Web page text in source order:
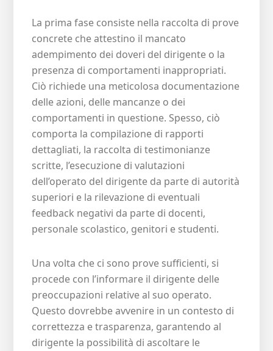
La prima fase consiste nella raccolta di prove
concrete che attestino il mancato
adempimento dei doveri del dirigente o la
presenza di comportamenti inappropriati.
Ciò richiede una meticolosa documentazione
delle azioni, delle mancanze o dei
comportamenti in questione. Spesso, ciò
comporta la compilazione di rapporti
dettagliati, la raccolta di testimonianze
scritte, l’esecuzione di valutazioni
dell’operato del dirigente da parte di autorità
superiori e la rilevazione di eventuali
feedback negativi da parte di docenti,
personale scolastico, genitori e studenti.
Una volta che ci sono prove sufficienti, si
procede con l’informare il dirigente delle
preoccupazioni relative al suo operato.
Questo dovrebbe avvenire in un contesto di
correttezza e trasparenza, garantendo al
dirigente la possibilità di ascoltare le